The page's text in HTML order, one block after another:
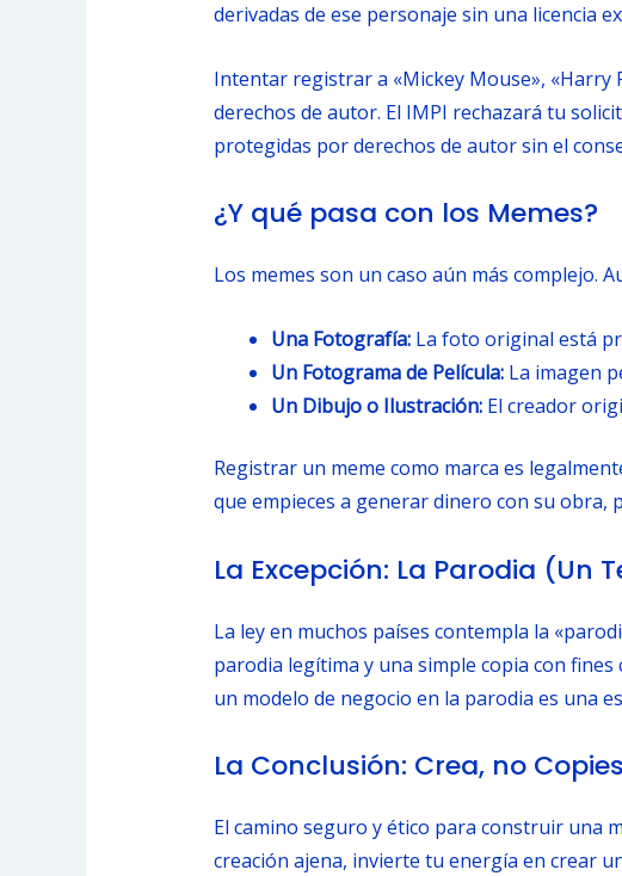
derivadas de ese personaje sin una licencia
Intentar registrar a «Mickey Mouse», «Harry
derechos de autor. El IMPI rechazará tu
protegidas por derechos de autor sin el
¿Y qué pasa con los Memes?
Los memes son un caso aún más complejo.
Una Fotografía:La foto original está
Un Fotograma de Película:La imagen
Un Dibujo o Ilustración:El creador
Registrar un meme como marca es
que empieces a generar dinero con su obra,
La Excepción: La Parodia (Un
La ley en muchos países contempla la
parodia legítima y una simple copia con
un modelo de negocio en la parodia es una
La Conclusión: Crea, no Copies
El camino seguro y ético para construir una
creación ajena, invierte tu energía en crear